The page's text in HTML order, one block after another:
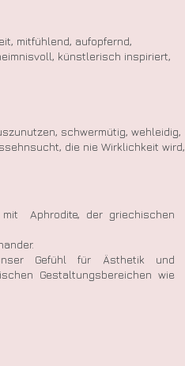
mitfühlend, aufopfernd,
künstlerisch inspiriert,
schwermütig, wehleidig,
die nie Wirklichkeit wird,
Aphrodite, der griechischen
Gefühl für Ästhetik und
Gestaltungsbereichen wie